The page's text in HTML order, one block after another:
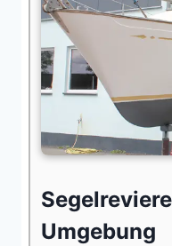
Umgebung